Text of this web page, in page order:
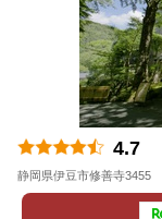
4.7
静岡県伊豆市修善寺3455